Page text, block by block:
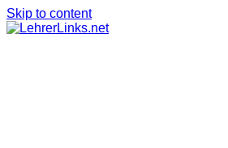
Skip to content